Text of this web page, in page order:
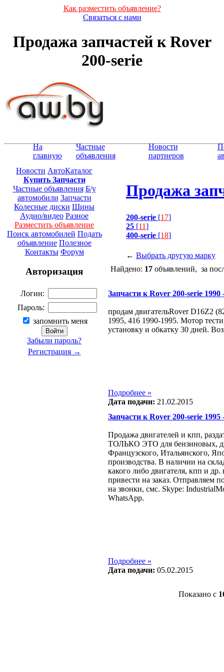
Как разместить объявление?
Связаться с нами
Продажа запчастей к Rover
200-serie
На
главную
Частные
объявления
Новости
партнеров
Новости АвтоКаталог
Купить Запчасти
Частные объявления Б/у
автомобили Запчасти
Колесные диски Шины
Аудио/видео Разное
Разместить объявление
Поиск автомобилей Подать
объявление Полезное
Контакты Форум
Авторизация
Логин:
Пароль:
запомнить меня
Забыли пароль?
Регистрация →
Продажа
200-serie [17]
25 [11]
400-serie [18]
← Выбрать другую марку
Найдено: 17объявлений, за
Запчасти к Rover 200-serie 1990
продам двигательRover D16Z2
1995, 416 1990-1995. Мотор
установку и обкатку 30 дней.
Подробнее »
Дата подачи: 21.02.2015
Запчасти к Rover 200-serie
Продажа двигателей и кпп,
ТОЛЬКО ЭТО для бензиновых,
Французcкого, Итальянского,
производства. В наличии на
какого либо двигателя, кпп и
привести на заказ. Отправляем
на звонки, смс. Skype:
WhatsApp.
Подробнее »
Дата подачи: 05.02.2015
Показано с